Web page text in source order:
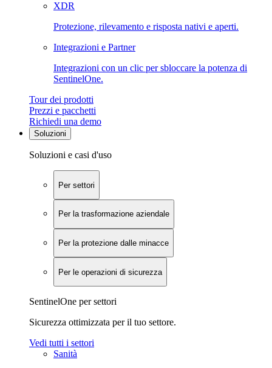
XDR
Protezione, rilevamento e risposta nativi e aperti.
Integrazioni e Partner
Integrazioni con un clic per sbloccare la potenza di
SentinelOne.
Tour dei prodotti
Prezzi e pacchetti
Richiedi una demo
Soluzioni
Soluzioni e casi d'uso
Per settori
Per la trasformazione aziendale
Per la protezione dalle minacce
Per le operazioni di sicurezza
SentinelOne per settori
Sicurezza ottimizzata per il tuo settore.
Vedi tutti i settori
Sanità